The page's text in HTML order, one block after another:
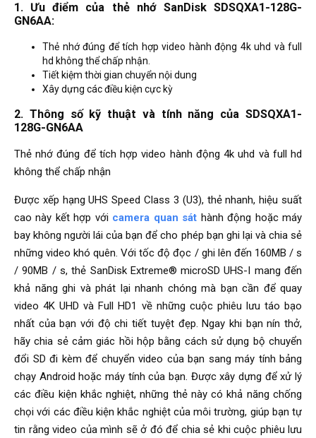
1. Ưu điểm của thẻ nhớ SanDisk SDSQXA1-128G-
GN6AA:
Thẻ nhớ đúng để tích hợp video hành động 4k uhd và full
hd không thể chấp nhận.
Tiết kiệm thời gian chuyển nội dung
Xây dựng các điều kiện cực kỳ
2. Thông số kỹ thuật và tính năng của SDSQXA1-
128G-GN6AA
Thẻ nhớ đúng để tích hợp video hành động 4k uhd và full hd
không thể chấp nhận
Được xếp hạng UHS Speed ​​Class 3 (U3), thẻ nhanh, hiệu suất
cao này kết hợp với camera quan sát hành động hoặc máy
bay không người lái của bạn để cho phép bạn ghi lại và chia sẻ
những video khó quên. Với tốc độ đọc / ghi lên đến 160MB / s
/ 90MB / s, thẻ SanDisk Extreme® microSD UHS-I mang đến
khả năng ghi và phát lại nhanh chóng mà bạn cần để quay
video 4K UHD và Full HD1 về những cuộc phiêu lưu táo bạo
nhất của bạn với độ chi tiết tuyệt đẹp. Ngay khi bạn nín thở,
hãy chia sẻ cảm giác hồi hộp bằng cách sử dụng bộ chuyển
đổi SD đi kèm để chuyển video của bạn sang máy tính bảng
chạy Android hoặc máy tính của bạn. Được xây dựng để xử lý
các điều kiện khắc nghiệt, những thẻ này có khả năng chống
chọi với các điều kiện khắc nghiệt của môi trường, giúp bạn tự
tin rằng video của mình sẽ ở đó để chia sẻ khi cuộc phiêu lưu